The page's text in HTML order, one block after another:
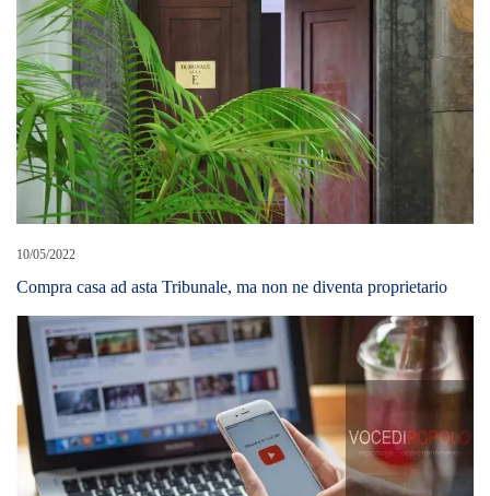
10/05/2022
Compra casa ad asta Tribunale, ma non ne diventa proprietario